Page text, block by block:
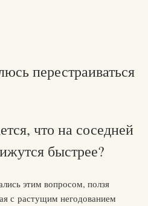
перестраиваться
что на соседней
быстрее?
этим вопросом, ползя
с растущим негодованием